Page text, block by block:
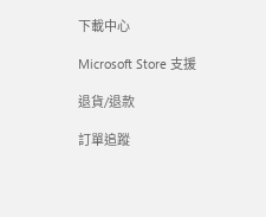
下載中心
Microsoft Store 支援
退貨/退款
訂單追蹤